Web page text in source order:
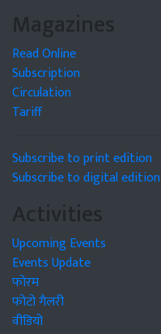
Magazines
Read Online
Subscription
Circulation
Tariff
Subscribe to print edition
Subscribe to digital edition
Activities
Upcoming Events
Events Update
फोरम
फोटो गैलरी
वीडियो